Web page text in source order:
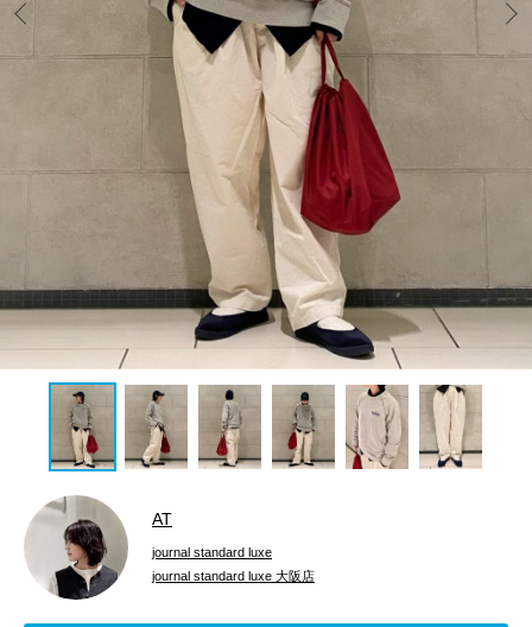
AT
journal standard luxe
journal standard luxe 大阪店